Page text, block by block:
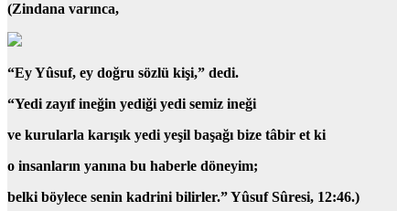
(Zindana varınca,
“Ey Yûsuf, ey doğru sözlü kişi,” dedi.
“Yedi zayıf ineğin yediği yedi semiz ineği
ve kurularla karışık yedi yeşil başağı bize tâbir et ki
o insanların yanına bu haberle döneyim;
belki böylece senin kadrini bilirler.”Yûsuf Sûresi, 12:46.)